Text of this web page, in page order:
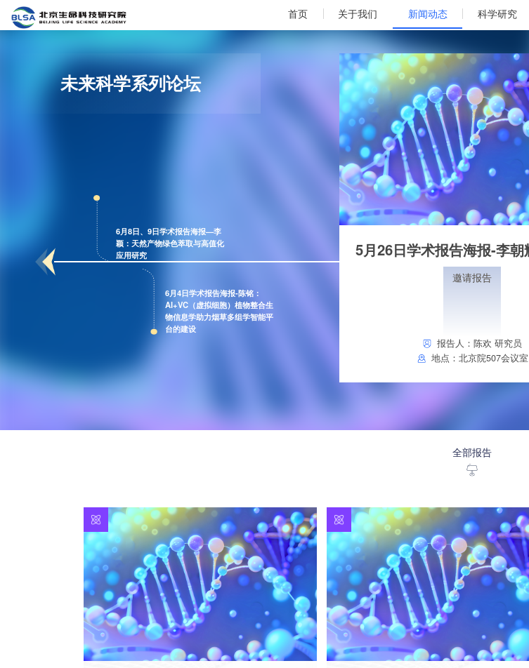
首页 关于我们 新闻动态 科学研究
未来科学系列论坛
邀请报告
报告人：陈欢 研究员
地点：北京院507会议室
6月8日、9日学术报告海报—李
颖：天然产物绿色萃取与高值化
应用研究
6月4日学术报告海报-陈铭：
AI+VC（虚拟细胞）植物整合生
物信息学助力烟草多组学智能平
台的建设
全部报告